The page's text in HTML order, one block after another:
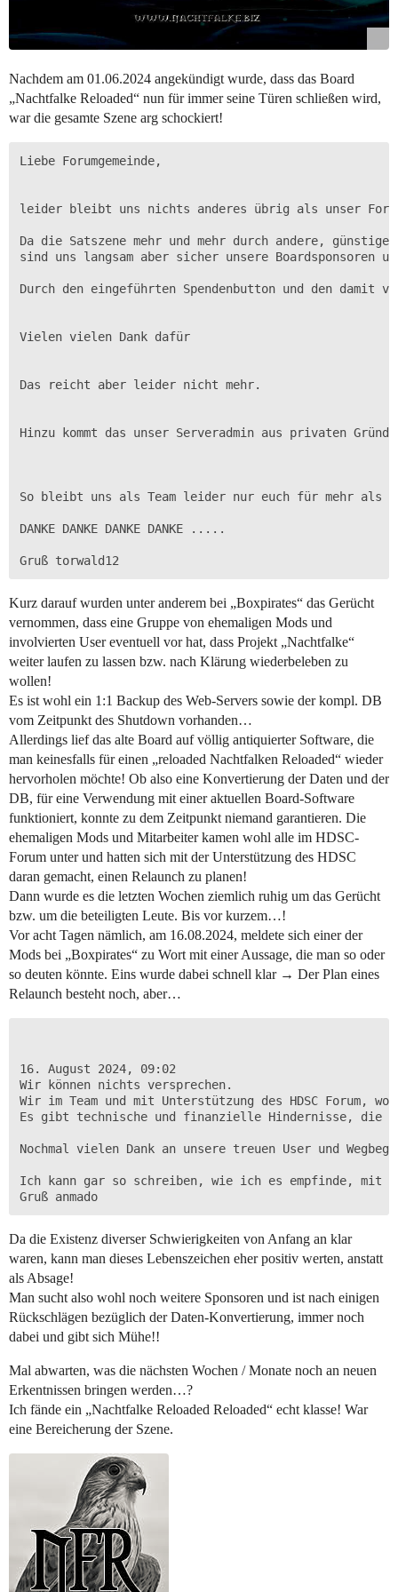
Nachdem am 01.06.2024 angekündigt wurde, dass das Board
„Nachtfalke Reloaded“ nun für immer seine Türen schließen wird,
war die gesamte Szene arg schockiert!
Liebe Forumgemeinde,
leider bleibt uns nichts anderes übrig als unser Forum
Da die Satszene mehr und mehr durch andere,
sind uns langsam aber sicher unsere Boardsponsoren
Durch den eingeführten Spendenbutton und den damit
Vielen vielen Dank dafür
Das reicht aber leider nicht mehr.
Hinzu kommt das unser Serveradmin aus privaten
So bleibt uns als Team leider nur euch für mehr als
DANKE DANKE DANKE DANKE .....
Kurz darauf wurden unter anderem bei „Boxpirates“ das Gerücht
vernommen, dass eine Gruppe von ehemaligen Mods und
involvierten User eventuell vor hat, dass Projekt „Nachtfalke“
weiter laufen zu lassen bzw. nach Klärung wiederbeleben zu
wollen!
Es ist wohl ein 1:1 Backup des Web-Servers sowie der kompl. DB
vom Zeitpunkt des Shutdown vorhanden…
Allerdings lief das alte Board auf völlig antiquierter Software, die
man keinesfalls für einen „reloaded Nachtfalken Reloaded“ wieder
hervorholen möchte! Ob also eine Konvertierung der Daten und der
DB, für eine Verwendung mit einer aktuellen Board-Software
funktioniert, konnte zu dem Zeitpunkt niemand garantieren. Die
ehemaligen Mods und Mitarbeiter kamen wohl alle im HDSC-
Forum unter und hatten sich mit der Unterstützung des HDSC
daran gemacht, einen Relaunch zu planen!
Dann wurde es die letzten Wochen ziemlich ruhig um das Gerücht
bzw. um die beteiligten Leute. Bis vor kurzem…!
Vor acht Tagen nämlich, am 16.08.2024, meldete sich einer der
Mods bei „Boxpirates“ zu Wort mit einer Aussage, die man so oder
so deuten könnte. Eins wurde dabei schnell klar → Der Plan eines
Relaunch besteht noch, aber…
16. August 2024, 09:02
Wir können nichts versprechen.
Wir im Team und mit Unterstützung des HDSC Forum,
Es gibt technische und finanzielle Hindernisse, die
Nochmal vielen Dank an unsere treuen User und
Ich kann gar so schreiben, wie ich es empfinde, mit
Da die Existenz diverser Schwierigkeiten von Anfang an klar
waren, kann man dieses Lebenszeichen eher positiv werten, anstatt
als Absage!
Man sucht also wohl noch weitere Sponsoren und ist nach einigen
Rückschlägen bezüglich der Daten-Konvertierung, immer noch
dabei und gibt sich Mühe!!
Mal abwarten, was die nächsten Wochen / Monate noch an neuen
Erkentnissen bringen werden…?
Ich fände ein „Nachtfalke Reloaded Reloaded“ echt klasse! War
eine Bereicherung der Szene.